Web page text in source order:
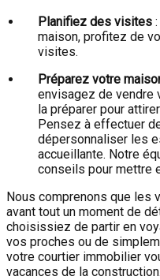
Planifiez des visites
maison, profitez de
visites.
Préparez votre
envisagez de vendre
la préparer pour
Pensez à effectuer
dépersonnaliser les
accueillante. Notre
conseils pour mettre
Nous comprenons que les
avant tout un moment de
choisissiez de partir en
vos proches ou de
votre courtier immobilier
vacances de la construction.